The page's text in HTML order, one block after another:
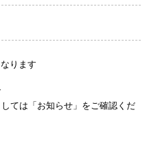
ります
ては「お知らせ」をご確認くだ